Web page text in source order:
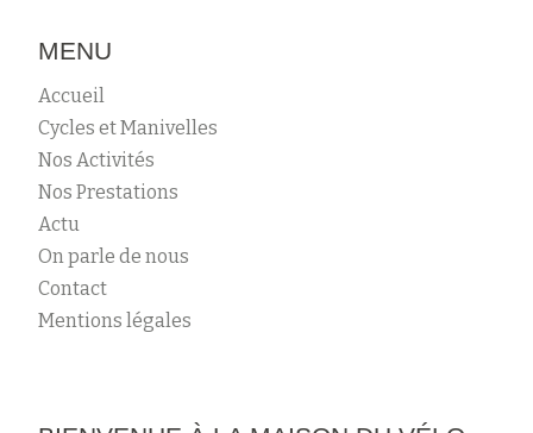
MENU
Accueil
Cycles et Manivelles
Nos Activités
Nos Prestations
Actu
On parle de nous
Contact
Mentions légales